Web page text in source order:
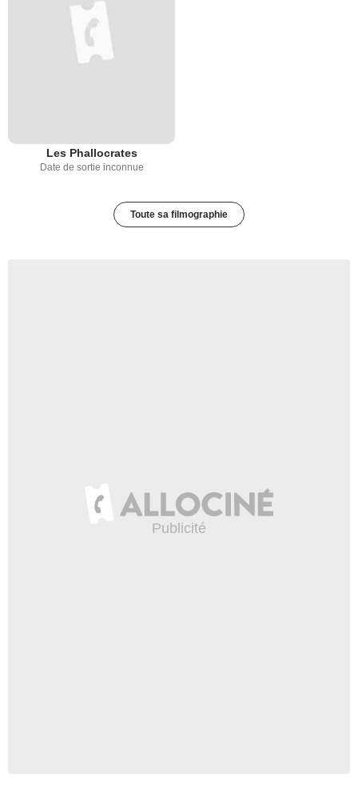
Les Phallocrates
Date de sortie inconnue
Toute sa filmographie